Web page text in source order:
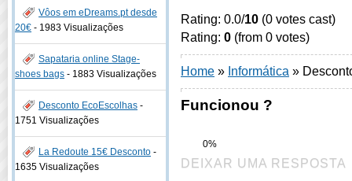
Vôos em eDreams.pt desde
20€ - 1983 Visualizações
Sapataria online Stage-
shoes bags - 1883 Visualizações
Desconto EcoEscolhas -
1751 Visualizações
La Redoute 15€ Desconto -
1635 Visualizações
Rating: 0.0/10 (0 votes cast)
Rating: 0 (from 0 votes)
Home » Informática »
Funcionou ?
0%
DEIXAR UMA RESPOSTA